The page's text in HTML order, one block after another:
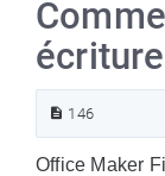
146
Office Maker